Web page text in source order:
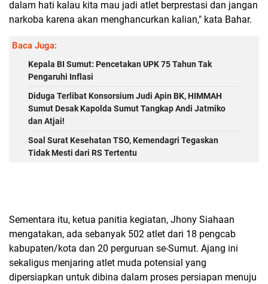
dalam hati kalau kita mau jadi atlet berprestasi dan jangan
narkoba karena akan menghancurkan kalian," kata Bahar.
Baca Juga:
Kepala BI Sumut: Pencetakan UPK 75 Tahun Tak
Pengaruhi Inflasi
Diduga Terlibat Konsorsium Judi Apin BK, HIMMAH
Sumut Desak Kapolda Sumut Tangkap Andi Jatmiko
dan Atjai!
Soal Surat Kesehatan TSO, Kemendagri Tegaskan
Tidak Mesti dari RS Tertentu
Sementara itu, ketua panitia kegiatan, Jhony Siahaan
mengatakan, ada sebanyak 502 atlet dari 18 pengcab
kabupaten/kota dan 20 perguruan se-Sumut. Ajang ini
sekaligus menjaring atlet muda potensial yang
dipersiapkan untuk dibina dalam proses persiapan menuju